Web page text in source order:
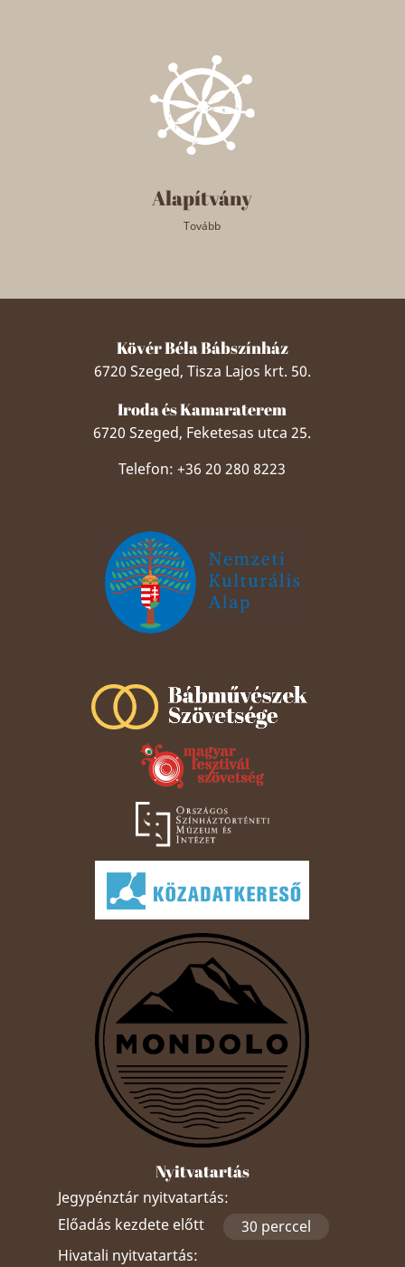
Alapítvány
Tovább
Kövér Béla Bábszínház
6720 Szeged, Tisza Lajos krt. 50.
Iroda és Kamaraterem
6720 Szeged, Feketesas utca 25.
Telefon: +36 20 280 8223
Nyitvatartás
Jegypénztár nyitvatartás:
Előadás kezdete előtt
30 perccel
Hivatali nyitvatartás: